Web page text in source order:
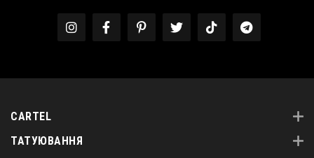
CARTEL
ТАТУЮВАННЯ